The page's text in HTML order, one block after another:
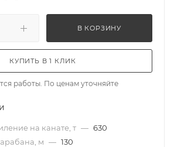
В КОРЗИНУ
КУПИТЬ В 1 КЛИК
работы. По ценам уточняйте
на канате, т — 630
м — 130